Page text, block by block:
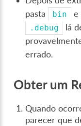
pasta
bin e
.debug
lá
errado.
Obter um
Quando
parecer que